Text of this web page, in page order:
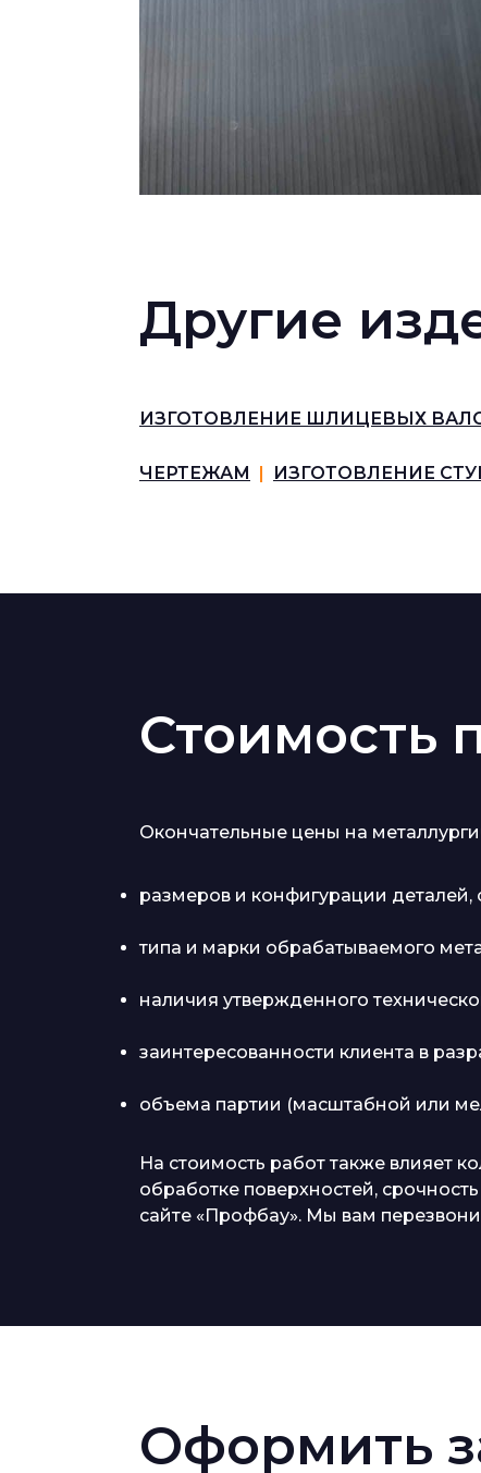
Другие
ИЗГОТОВЛЕНИЕ ШЛИЦЕВЫХ
ЧЕРТЕЖАМ | ИЗГОТОВЛЕНИЕ
Стоимость
Окончательные цены на
размеров и конфигурации
типа и марки обрабатываемого
наличия утвержденного
заинтересованности клиента в
объема партии (масштабной или
На стоимость работ также влияет
обработке поверхностей,
сайте «Профбау». Мы вам
Оформить